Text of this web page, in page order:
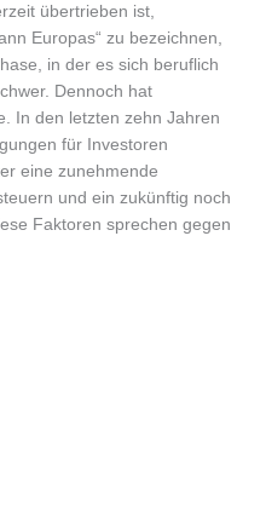
übertrieben ist,
Europas“ zu bezeichnen,
in der es sich beruflich
Dennoch hat
In den letzten zehn Jahren
für Investoren
eine zunehmende
und ein zukünftig noch
Faktoren sprechen gegen